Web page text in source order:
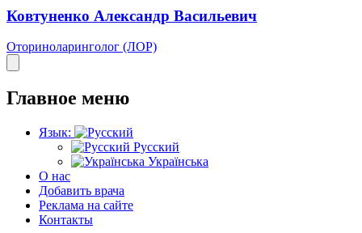
Ковтуненко Александр Васильевич
Оториноларинголог (ЛОР)
Главное меню
Язык:
Русский
Українська
О нас
Добавить врача
Реклама на сайте
Контакты